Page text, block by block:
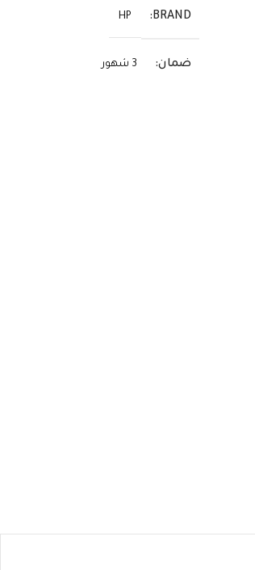
BRAND
HP
ضمان 3 شهور